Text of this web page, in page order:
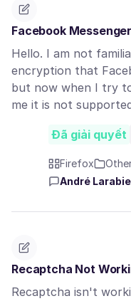
Facebook
Hello. I am not
encryption that
but now when I try
me it is not
Đã giải quyết
Firefox
André Larabie
Recaptcha Not
Recaptcha isn't